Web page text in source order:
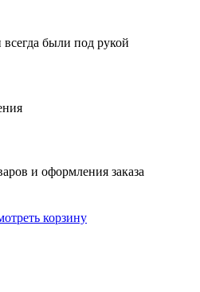
были под рукой
и оформления заказа
корзину